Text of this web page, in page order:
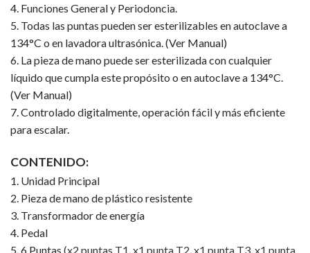
4. Funciones General y Periodoncia.
5. Todas las puntas pueden ser esterilizables en autoclave a
134°C o en lavadora ultrasónica. (Ver Manual)
6. La pieza de mano puede ser esterilizada con cualquier
líquido que cumpla este propósito o en autoclave a 134°C.
(Ver Manual)
7. Controlado digitalmente, operación fácil y más eficiente
para escalar.
CONTENIDO:
1. Unidad Principal
2. Pieza de mano de plástico resistente
3. Transformador de energía
4. Pedal
5. 6 Puntas (x2 puntas T1, x1 punta T2, x1 punta T3, x1 punta